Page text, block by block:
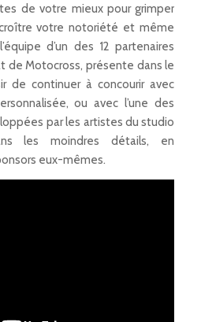
de votre mieux pour grimper
votre notoriété et même
d’un des 12 partenaires
de Motocross, présente dans le
de continuer à concourir avec
ou avec l’une des
par les artistes du studio
les moindres détails, en
eux-mêmes.